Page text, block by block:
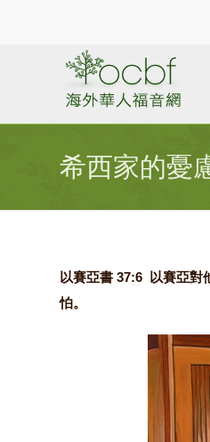
希西家的憂
以賽亞書 37:6 以賽亞對
怕。